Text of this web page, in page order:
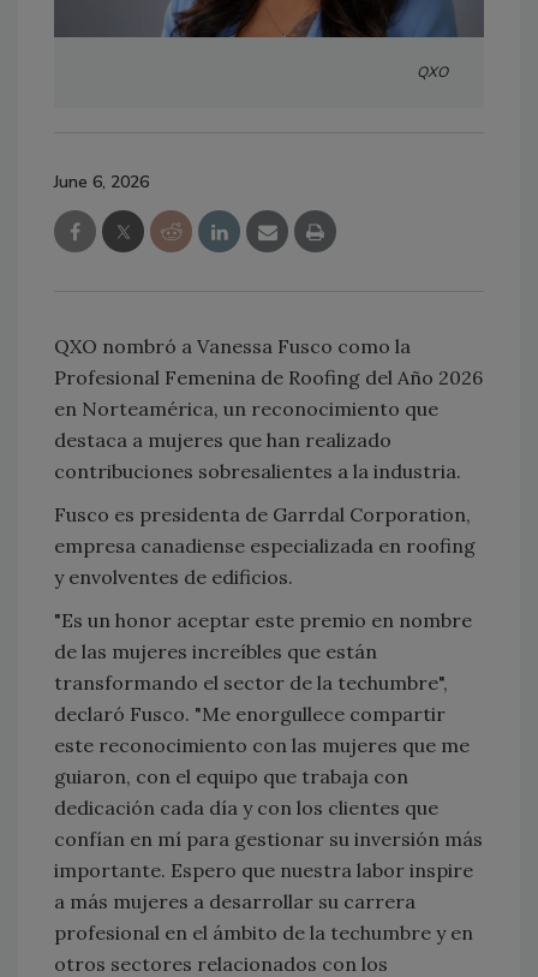
QXO
June 6, 2026
QXO nombró a Vanessa Fusco como la
Profesional Femenina de Roofing del Año 2026
en Norteamérica, un reconocimiento que
destaca a mujeres que han realizado
contribuciones sobresalientes a la industria.
Fusco es presidenta de Garrdal Corporation,
empresa canadiense especializada en roofing
y envolventes de edificios.
"Es un honor aceptar este premio en nombre
de las mujeres increíbles que están
transformando el sector de la techumbre",
declaró Fusco. "Me enorgullece compartir
este reconocimiento con las mujeres que me
guiaron, con el equipo que trabaja con
dedicación cada día y con los clientes que
confían en mí para gestionar su inversión más
importante. Espero que nuestra labor inspire
a más mujeres a desarrollar su carrera
profesional en el ámbito de la techumbre y en
otros sectores relacionados con los